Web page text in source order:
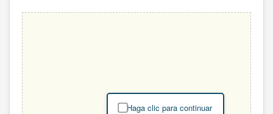
Haga clic para continuar